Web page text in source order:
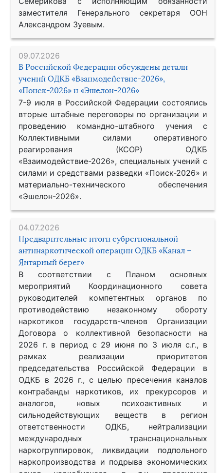
заместителя Генерального секретаря ООН
Александром Зуевым.
09.07.2026
В Российской Федерации обсуждены детали
учений ОДКБ «Взаимодействие-2026»,
«Поиск-2026» и «Эшелон-2026»
7-9 июля в Российской Федерации состоялись
вторые штабные переговоры по организации и
проведению командно-штабного учения с
Коллективными силами оперативного
реагирования (КСОР) ОДКБ
«Взаимодействие-2026», специальных учений с
силами и средствами разведки «Поиск-2026» и
материально-технического обеспечения
«Эшелон-2026».
04.07.2026
Предварительные итоги субрегиональной
антинаркотической операции ОДКБ «Канал –
Янтарный берег»
В соответствии с Планом основных
мероприятий Координационного совета
руководителей компетентных органов по
противодействию незаконному обороту
наркотиков государств-членов Организации
Договора о коллективной безопасности на
2026 г. в период с 29 июня по 3 июля с.г., в
рамках реализации приоритетов
председательства Российской Федерации в
ОДКБ в 2026 г., с целью пресечения каналов
контрабанды наркотиков, их прекурсоров и
аналогов, новых психоактивных и
сильнодействующих веществ в регион
ответственности ОДКБ, нейтрализации
международных транснациональных
наркогруппировок, ликвидации подпольного
наркопроизводства и подрыва экономических